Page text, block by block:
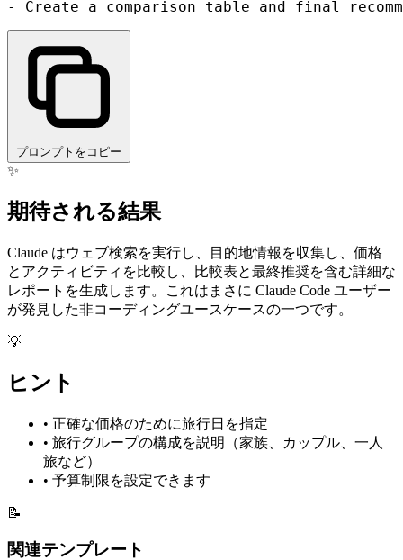
プロンプトをコピー
✨
期待される結果
Claude はウェブ検索を実行し、目的地情報を収集し、価格
とアクティビティを比較し、比較表と最終推奨を含む詳細な
レポートを生成します。これはまさに Claude Code ユーザー
が発見した非コーディングユースケースの一つです。
💡
ヒント
• 正確な価格のために旅行日を指定
• 旅行グループの構成を説明（家族、カップル、一人
旅など）
• 予算制限を設定できます
📝
関連テンプレート